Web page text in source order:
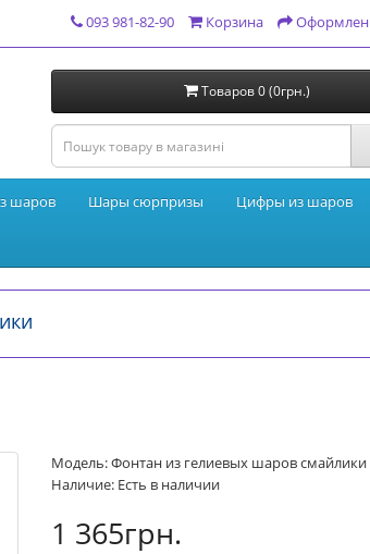
093 981-82-90 Корзина
Товаров 0 (0грн.)
шаров Шары сюрпризы Цифры из шаров
Модель: Фонтан из гелиевых шаров смайлики
Наличие: Есть в наличии
1 365грн.